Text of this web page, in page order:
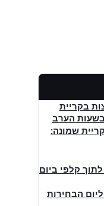
בחוץ 5״ בקריית שמונה:
הבחירות